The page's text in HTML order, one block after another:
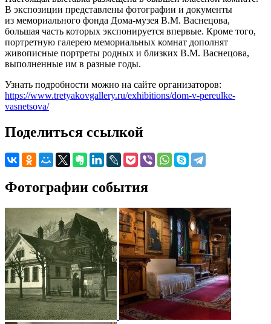
В экспозиции представлены фотографии и документы
из мемориального фонда Дома-музея В.М. Васнецова,
большая часть которых экспонируется впервые. Кроме того,
портретную галерею мемориальных комнат дополнят
живописные портреты родных и близких В.М. Васнецова,
выполненные им в разные годы.
Узнать подробности можно на сайте организаторов:
https://www.tretyakovgallery.ru/exhibitions/dom-v-pereulke-
vasnetsova/
Поделиться ссылкой
Фотографии события